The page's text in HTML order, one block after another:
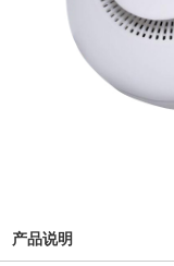
产品说明